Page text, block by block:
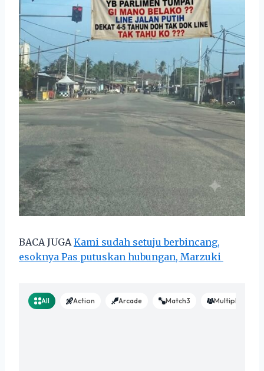
BACA JUGA Kami sudah setuju berbincang,
esoknya Pas putuskan hubungan, Marzuki